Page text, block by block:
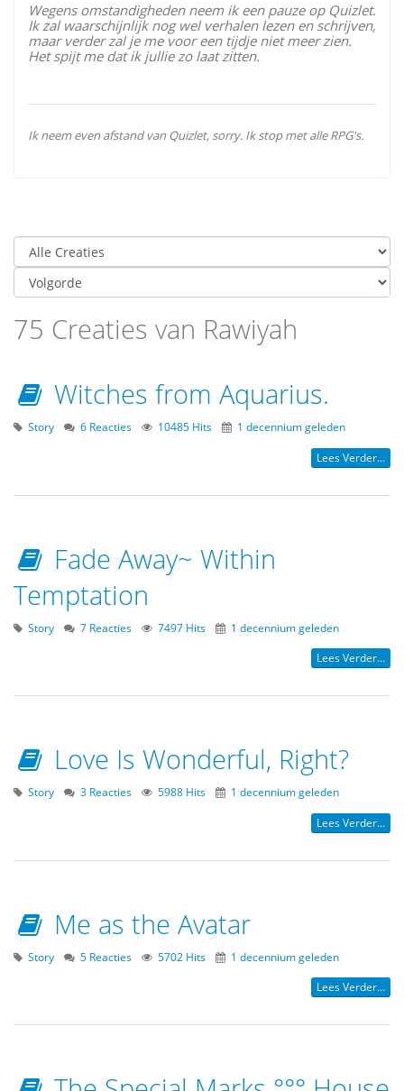
Wegens omstandigheden neem ik een pauze op Quizlet.
Ik zal waarschijnlijk nog wel verhalen lezen en schrijven,
maar verder zal je me voor een tijdje niet meer zien.
Het spijt me dat ik jullie zo laat zitten.
Ik neem even afstand van Quizlet, sorry. Ik stop met alle RPG's.
75 Creaties van Rawiyah
Witches from Aquarius.
Story 6 Reacties 10485 Hits 1 decennium geleden
Lees Verder...
Fade Away~ Within
Temptation
Story 7 Reacties 7497 Hits 1 decennium geleden
Lees Verder...
Love Is Wonderful, Right?
Story 3 Reacties 5988 Hits 1 decennium geleden
Lees Verder...
Me as the Avatar
Story 5 Reacties 5702 Hits 1 decennium geleden
Lees Verder...